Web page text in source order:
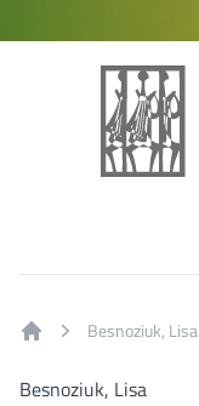
Besnoziuk, Lisa
Besnoziuk, Lisa